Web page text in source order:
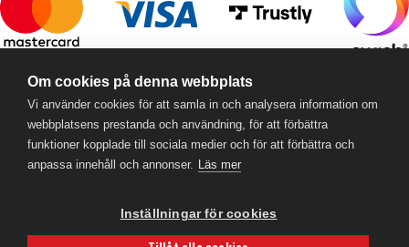
- © 2026
559357-5706
Om cookies på denna webbplats
Vi använder cookies för att samla in och analysera information om
webbplatsens prestanda och användning, för att förbättra
funktioner kopplade till sociala medier och för att förbättra och
anpassa innehåll och annonser. Läs mer
Inställningar för cookies